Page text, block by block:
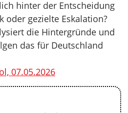
hinter der Entscheidung
oder gezielte Eskalation?
die Hintergründe und
das für Deutschland
07.05.2026